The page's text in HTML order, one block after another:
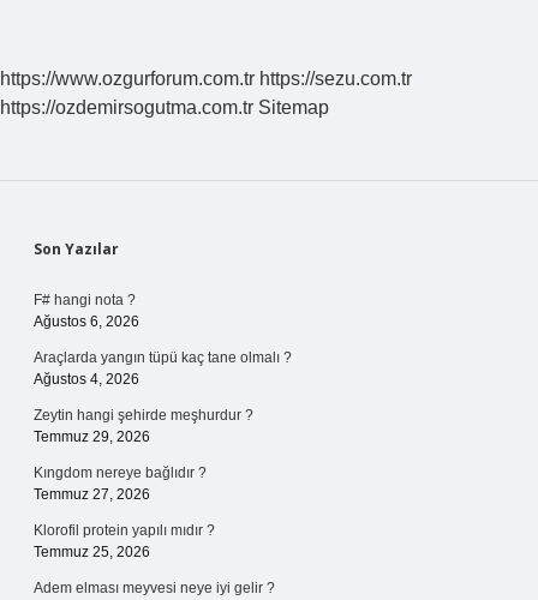
https://www.ozgurforum.com.tr https://sezu.com.tr
https://ozdemirsogutma.com.tr Sitemap
Sidebar
Son Yazılar
F# hangi nota ?
Ağustos 6, 2026
Araçlarda yangın tüpü kaç tane olmalı ?
Ağustos 4, 2026
Zeytin hangi şehirde meşhurdur ?
Temmuz 29, 2026
Kıngdom nereye bağlıdır ?
Temmuz 27, 2026
Klorofil protein yapılı mıdır ?
Temmuz 25, 2026
Adem elması meyvesi neye iyi gelir ?